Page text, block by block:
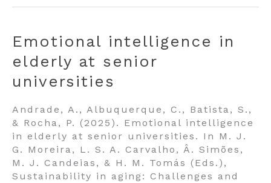
Emotional intelligence in
elderly at senior
universities
Andrade, A., Albuquerque, C., Batista, S.,
& Rocha, P. (2025). Emotional intelligence
in elderly at senior universities. In M. J.
G. Moreira, L. S. A. Carvalho, Â. Simões,
M. J. Candeias, & H. M. Tomás (Eds.),
Sustainability in aging: Challenges and